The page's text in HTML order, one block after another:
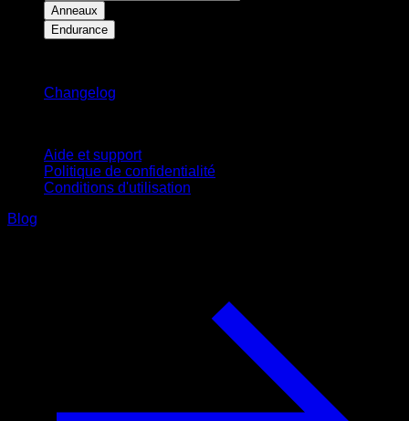
Anneaux
Endurance
Changelog
Aide et support
Politique de confidentialité
Conditions d'utilisation
Blog